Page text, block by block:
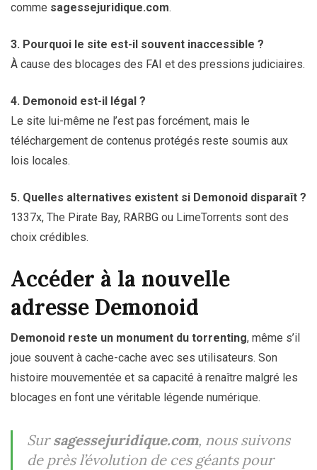
comme sagessejuridique.com.
3. Pourquoi le site est-il souvent inaccessible ?
À cause des blocages des FAI et des pressions judiciaires.
4. Demonoid est-il légal ?
Le site lui-même ne l’est pas forcément, mais le
téléchargement de contenus protégés reste soumis aux
lois locales.
5. Quelles alternatives existent si Demonoid disparaît ?
1337x, The Pirate Bay, RARBG ou LimeTorrents sont des
choix crédibles.
Accéder à la nouvelle
adresse Demonoid
Demonoid reste un monument du torrenting, même s’il
joue souvent à cache-cache avec ses utilisateurs. Son
histoire mouvementée et sa capacité à renaître malgré les
blocages en font une véritable légende numérique.
Sursagessejuridique.com, nous suivons
de près l’évolution de ces géants pour